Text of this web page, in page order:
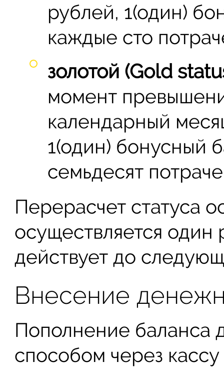
рублей, 1(один)
каждые сто
золотой (Gold
момент
календарный
1(один) бонусный
семьдесят
Перерасчет статуса
осуществляется один
действует до
Внесение
Пополнение баланса
способом через